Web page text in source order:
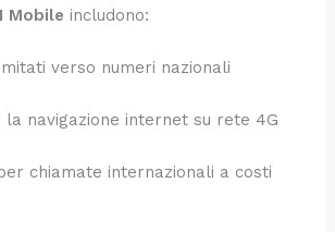
Mobile includono:
verso numeri nazionali
la navigazione internet su rete 4G
chiamate internazionali a costi